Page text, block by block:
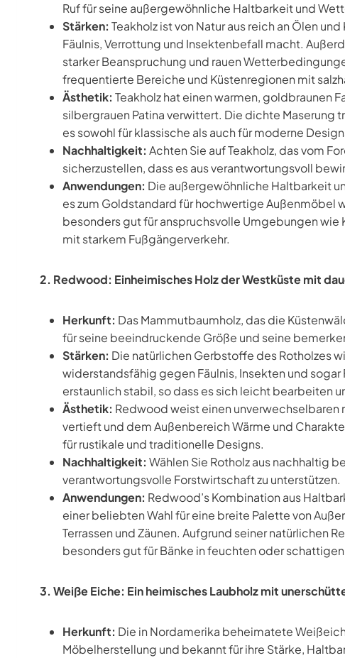
Ruf für seine außergewöhnliche Haltbarkeit und
Stärken: Teakholz ist von Natur aus reich an Ölen
Fäulnis, Verrottung und Insektenbefall macht.
starker Beanspruchung und rauen
frequentierte Bereiche und Küstenregionen mit
Ästhetik: Teakholz hat einen warmen, goldbraunen
silbergrauen Patina verwittert. Die dichte
es sowohl für klassische als auch für moderne
Nachhaltigkeit: Achten Sie auf Teakholz, das vom
sicherzustellen, dass es aus verantwortungsvoll
Anwendungen: Die außergewöhnliche Haltbarkeit
es zum Goldstandard für hochwertige Außenmöbel
besonders gut für anspruchsvolle Umgebungen
mit starkem Fußgängerverkehr.
2. Redwood: Einheimisches Holz der Westküste mit
Herkunft: Das Mammutbaumholz, das die
für seine beeindruckende Größe und seine
Stärken: Die natürlichen Gerbstoffe des Rotholzes
widerstandsfähig gegen Fäulnis, Insekten und
erstaunlich stabil, so dass es sich leicht bearbeiten
Ästhetik: Redwood weist einen
vertieft und dem Außenbereich Wärme und
für rustikale und traditionelle Designs.
Nachhaltigkeit: Wählen Sie Rotholz aus nachhaltig
verantwortungsvolle Forstwirtschaft zu unterstützen.
Anwendungen: Redwood’s Kombination aus
einer beliebten Wahl für eine breite Palette von
Terrassen und Zäunen. Aufgrund seiner natürlichen
besonders gut für Bänke in feuchten oder
3. Weiße Eiche: Ein heimisches Laubholz mit
Herkunft: Die in Nordamerika beheimatete
Möbelherstellung und bekannt für ihre Stärke,